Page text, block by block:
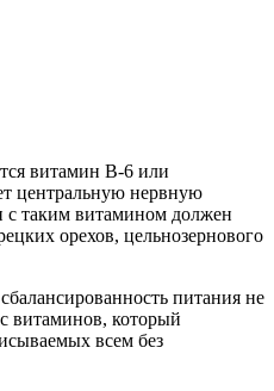
витамин В-6 или
центральную нервную
таким витамином должен
орехов, цельнозернового
питания не
витаминов, который
всем без